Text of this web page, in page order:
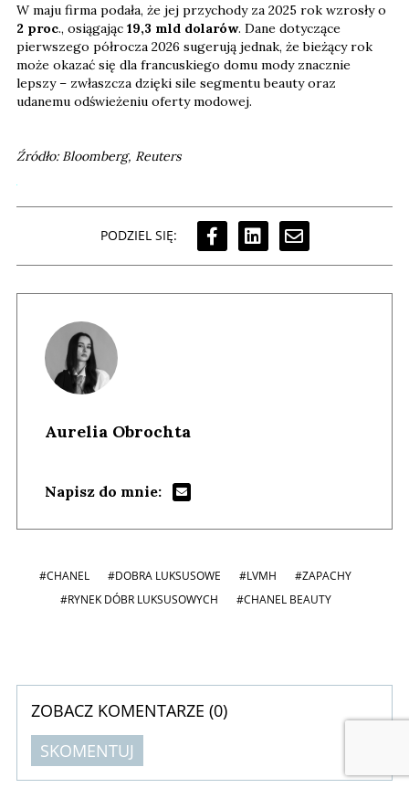
W maju firma podała, że jej przychody za 2025 rok wzrosły o
2 proc., osiągając 19,3 mld dolarów. Dane dotyczące
pierwszego półrocza 2026 sugerują jednak, że bieżący rok
może okazać się dla francuskiego domu mody znacznie
lepszy – zwłaszcza dzięki sile segmentu beauty oraz
udanemu odświeżeniu oferty modowej.
Źródło: Bloomberg, Reuters
PODZIEL SIĘ:
Aurelia Obrochta
Napisz do mnie:
#CHANEL #DOBRA LUKSUSOWE #LVMH
#ZAPACHY
#RYNEK DÓBR LUKSUSOWYCH
#CHANEL BEAUTY
ZOBACZ KOMENTARZE (0)
SKOMENTUJ